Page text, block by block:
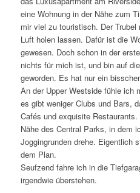
eine Wohnung in der Nähe zum
mir viel zu touristisch. Der
Luft holen lassen. Dafür ist die
gewesen. Doch schon in der
nichts für mich ist, und bin auf
geworden. Es hat nur ein
An der Upper Westside fühle ich
es gibt weniger Clubs und Bars,
Cafés und exquisite
Nähe des Central Parks, in dem
Joggingrunden drehe. Eigentlich
dem Plan.
Seufzend fahre ich in die
irgendwie überstehen.